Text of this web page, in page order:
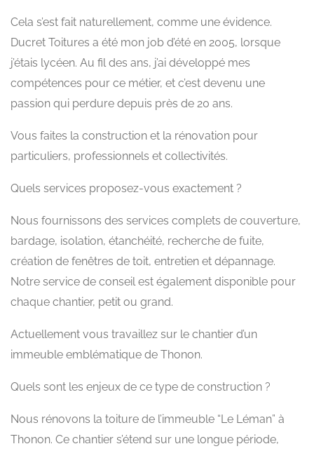
Cela s’est fait naturellement, comme une évidence.
Ducret Toitures a été mon job d’été en 2005, lorsque
j’étais lycéen. Au fil des ans, j’ai développé mes
compétences pour ce métier, et c’est devenu une
passion qui perdure depuis près de 20 ans.
Vous faites la construction et la rénovation pour
particuliers, professionnels et collectivités.
Quels services proposez-vous exactement ?
Nous fournissons des services complets de couverture,
bardage, isolation, étanchéité, recherche de fuite,
création de fenêtres de toit, entretien et dépannage.
Notre service de conseil est également disponible pour
chaque chantier, petit ou grand.
Actuellement vous travaillez sur le chantier d’un
immeuble emblématique de Thonon.
Quels sont les enjeux de ce type de construction ?
Nous rénovons la toiture de l’immeuble “Le Léman” à
Thonon. Ce chantier s’étend sur une longue période,